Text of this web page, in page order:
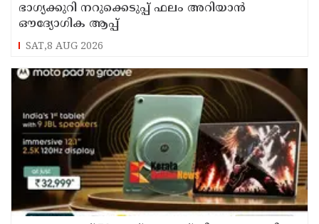
ഭാഗ്യക്കുറി നറുക്കെടുപ്പ് ഫലം അറിയാൻ
ഔദ്യോഗിക ആപ്പ്
SAT,8 AUG 2026